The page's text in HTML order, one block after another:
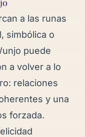
a las runas
simbólica o
puede
a volver a lo
relaciones
y una
forzada.